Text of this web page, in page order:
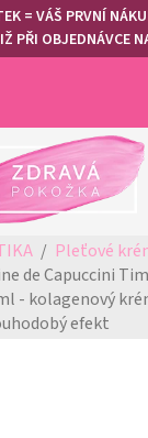
= VÁŠ PRVNÍ
PŘI OBJEDNÁVCE
Pleťové
de Capuccini
- kolagenový
efekt